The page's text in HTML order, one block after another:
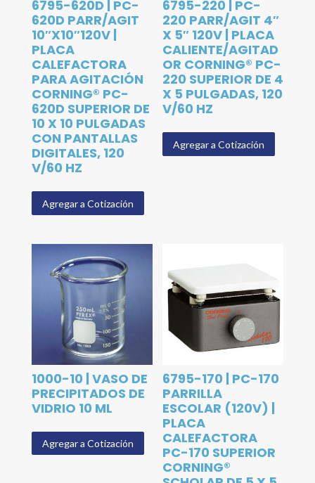
6795-620D | PC-
620D PARR/AGIT
10″X10″120V |
PLACA
CALEFACTORA
PARA AGITACIÓN
CORNING® PC-
620D SUPERIOR DE
10 X 10 PULGADAS
CON PANTALLAS
DIGITALES, 120
V/60 HZ
Agregar a Cotización
6795-220 | PC-
220 PARR/AGIT 4″
X 5″ 120V | PLACA
CALIENTE/AGITAD
OR CORNING® PC-
220 SUPERIOR DE 4
X 5 PULGADAS, 120
V/60 HZ
Agregar a Cotización
1000-10 | VASO DE
PRECIPITADOS DE
VIDRIO 10 ML
Agregar a Cotización
6795-170 | PC-170
PARRILLA
ESCOLAR (120V) |
PLACA
CALEFACTORA
PC-170 SUPERIOR
CORNING®